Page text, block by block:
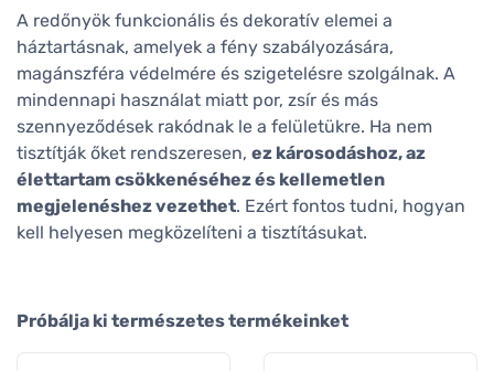
A redőnyök funkcionális és dekoratív elemei a
háztartásnak, amelyek a fény szabályozására,
magánszféra védelmére és szigetelésre szolgálnak. A
mindennapi használat miatt por, zsír és más
szennyeződések rakódnak le a felületükre. Ha nem
tisztítják őket rendszeresen, ez károsodáshoz, az
élettartam csökkenéséhez és kellemetlen
megjelenéshez vezethet. Ezért fontos tudni, hogyan
kell helyesen megközelíteni a tisztításukat.
Próbálja ki természetes termékeinket